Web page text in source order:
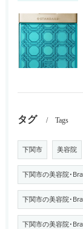
タグ Tags
下関市 美容院
下関市の美容院･
下関市の美容院･
下関市の美容院･